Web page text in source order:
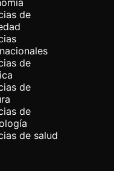
de
de
de
de
de salud